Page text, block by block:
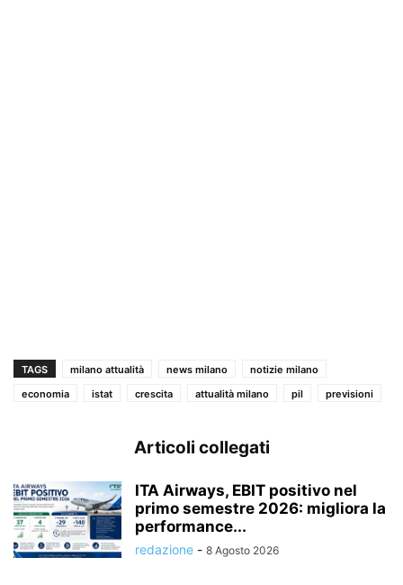
TAGS milano attualità news milano
notizie milano
economia
istat crescita attualità milano pil previsioni
Articoli collegati
ITA Airways, EBIT positivo nel
primo semestre 2026: migliora la
performance...
redazione - 8 Agosto 2026